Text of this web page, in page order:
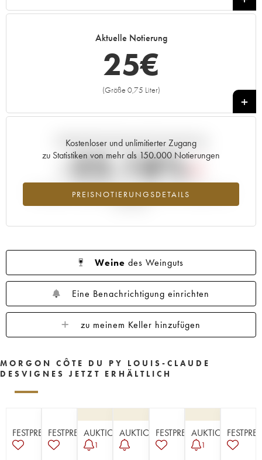
Aktuelle Notierung
25€
(Größe 0,75 Liter)
+
Kostenloser und unlimitierter Zugang
zu Statistiken von mehr als 150.000 Notierungen
PREISNOTIERUNGSDETAILS
Aktuelle Entwicklung der Preisnotierung
-22.18%
Preisabfall des Jahrgangs 2020 im Jahr 2026 im Vergleich zum
Weine des Weinguts
Eine Benachrichtigung einrichten
zu meinem Keller hinzufügen
MORGON CÔTE DU PY LOUIS-CLAUDE
DESVIGNES JETZT ERHÄLTLICH
FESTPREISEFESTPREISEAUKTION
1
AUKTIONFESTPREISEAUKTION
1